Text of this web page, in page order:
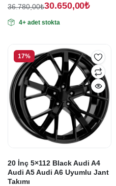
36.780,00₺
fiyat:
30.650,00₺
andaki
30.650,00₺.
4+ adet stokta
17%
20 İnç 5×112 Black Audi A4
Audi A5 Audi A6 Uyumlu Jant
Takımı